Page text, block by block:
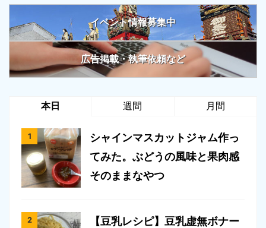
イベント情報募集中
広告掲載・執筆依頼など
本日 週間 月間
シャインマスカットジャム作っ
てみた。ぶどうの風味と果肉感
そのままなやつ
【豆乳レシピ】豆乳虚無ボナー